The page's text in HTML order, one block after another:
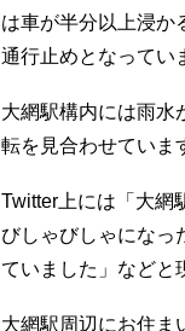
は車が半分以上浸か
通行止めとなってい
大網駅構内には雨水
転を見合わせていま
Twitter上には「大網
びしゃびしゃになっ
ていました」などと
大網駅周辺にお住ま